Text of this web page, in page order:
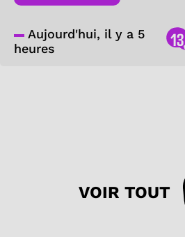
Aujourd'hui, il y a 5
heures
13
VOIR TOUT